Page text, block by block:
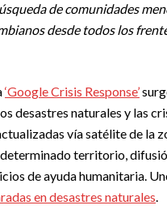
de comunidades
desde todos los
‘Google Crisis Response’
desastres naturales y las
vía satélite de la
territorio,
de ayuda humanitaria.
en desastres naturales.